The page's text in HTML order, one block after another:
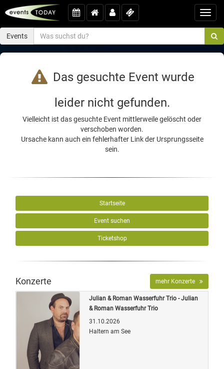
Events
Das gesuchte Event wurde
leider nicht gefunden.
Vielleicht ist das gesuchte Event mittlerweile gelöscht oder
verschoben worden.
Ursache kann auch ein fehlerhafter Link der Ursprungsseite
sein.
Startseite
Event suchen
Ticketshop
Konzerte mehr Konzerte
Julian & Roman Wasserfuhr Trio - Julian
& Roman Wasserfuhr Trio
31.10.2026
Haltern am See